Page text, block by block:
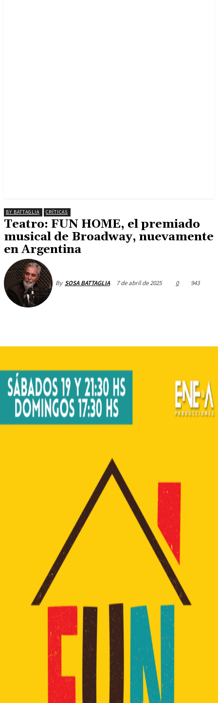
BY BATTAGLIA CRÍTICAS
Teatro: FUN HOME, el premiado
musical de Broadway, nuevamente
en Argentina
By SOSA BATTAGLIA 7 de abril de 2025 0 943